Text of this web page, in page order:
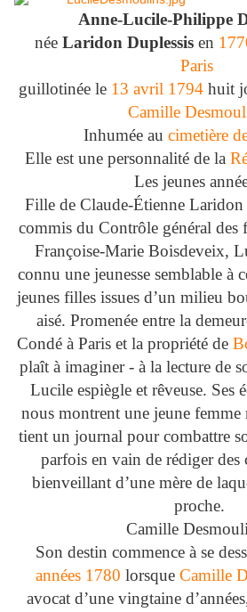
Anne-Lucile-Philippe
née Laridon Duplessis en
Paris
guillotinée le 13 avril 1794 huit
Camille
Inhumée au cimetière
Elle est une personnalité de la
Les jeunes
Fille de Claude-Étienne
commis du Contrôle général des
Françoise-Marie Boisdeveix,
connu une jeunesse semblable à
jeunes filles issues d’un milieu
aisé. Promenée entre la
Condé à Paris et la propriété de
plaît à imaginer - à la lecture de
Lucile espiègle et rêveuse. Ses
nous montrent une jeune femme
tient un journal pour combattre
parfois en vain de rédiger des
bienveillant d’une mère de
proche.
Camille
Son destin commence à se
années 1780 lorsque Camille
avocat d’une vingtaine